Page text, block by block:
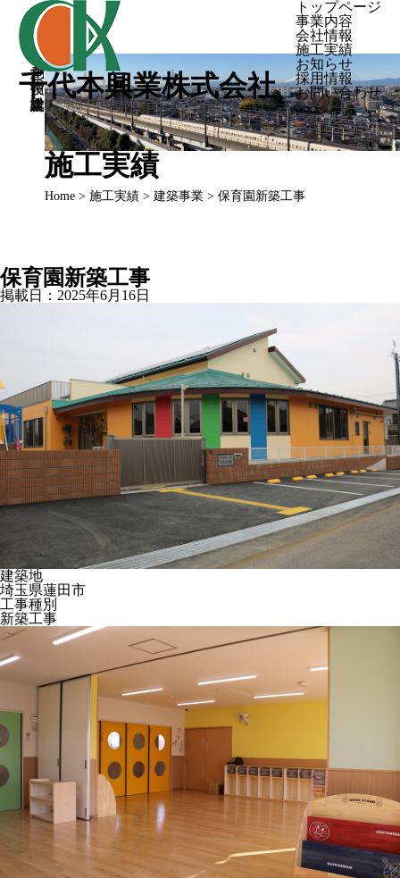
千代本興業株式会社
トップページ
事業内容
会社情報
施工実績
お知らせ
採用情報
お問い合わせ
創意と技術の総合建設業
施工実績
Home > 施工実績 > 建築事業 > 保育園新築工事
保育園新築工事
掲載日： 2025年6月16日
建築地
埼玉県蓮田市
工事種別
新築工事